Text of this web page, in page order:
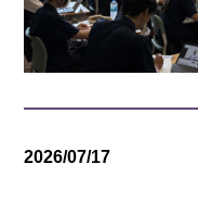
2026/07/17